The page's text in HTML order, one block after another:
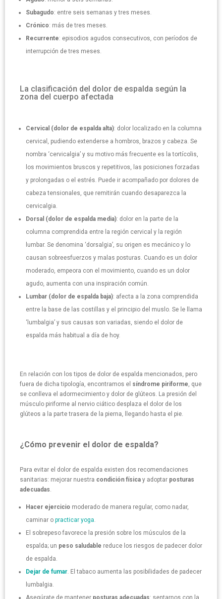
Subagudo: entre seis semanas y tres meses.
Crónico: más de tres meses.
Recurrente: episodios agudos consecutivos, con períodos de
interrupción de tres meses.
La clasificación del dolor de espalda según la
zona del cuerpo afectada
Cervical (dolor de espalda alta): dolor localizado en la columna
cervical, pudiendo extenderse a hombros, brazos y cabeza. Se
nombra ‘cervicalgia’ y su motivo más frecuente es la tortícolis,
los movimientos bruscos y repetitivos, las posiciones forzadas
y prolongadas o el estrés. Puede ir acompañado por dolores de
cabeza tensionales, que remitirán cuando desaparezca la
cervicalgia.
Dorsal (dolor de espalda media): dolor en la parte de la
columna comprendida entre la región cervical y la región
lumbar. Se denomina ‘dorsalgia’, su origen es mecánico y lo
causan sobreesfuerzos y malas posturas. Cuando es un dolor
moderado, empeora con el movimiento, cuando es un dolor
agudo, aumenta con una inspiración común.
Lumbar (dolor de espalda baja): afecta a la zona comprendida
entre la base de las costillas y el principio del muslo. Se le llama
‘lumbalgia’ y sus causas son variadas, siendo el dolor de
espalda más habitual a día de hoy.
En relación con los tipos de dolor de espalda mencionados, pero
fuera de dicha tipología, encontramos el síndrome piriforme, que
se conlleva el adormecimiento y dolor de glúteos. La presión del
músculo piriforme al nervio ciático desplaza el dolor de los
glúteos a la parte trasera de la pierna, llegando hasta el pie.
¿Cómo prevenir el dolor de espalda?
Para evitar el dolor de espalda existen dos recomendaciones
sanitarias: mejorar nuestra condición física y adoptar posturas
adecuadas.
Hacer ejercicio moderado de manera regular, como nadar,
caminar o practicar yoga.
El sobrepeso favorece la presión sobre los músculos de la
espalda; un peso saludable reduce los riesgos de padecer dolor
de espalda.
Dejar de fumar. El tabaco aumenta las posibilidades de padecer
lumbalgia.
Asegúrate de mantener posturas adecuadas: sentarnos con la